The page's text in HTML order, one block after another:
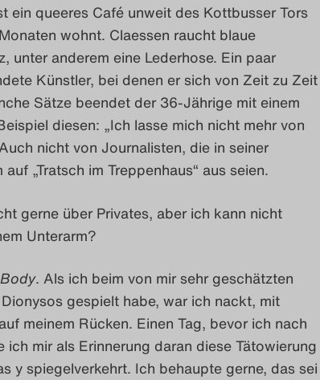
ein queeres Café unweit des Kottbusser Tors
wohnt. Claessen raucht blaue
unter anderem eine Lederhose. Ein paar
Künstler, bei denen er sich von Zeit zu Zeit
Sätze beendet der 36-Jährige mit einem
diesen: „Ich lasse mich nicht mehr von
nicht von Journalisten, die in seiner
„Tratsch im Treppenhaus“ aus seien.
gerne über Privates, aber ich kann nicht
Unterarm?
Body. Als ich beim von mir sehr geschätzten
gespielt habe, war ich nackt, mit
meinem Rücken. Einen Tag, bevor ich nach
mir als Erinnerung daran diese Tätowierung
y spiegelverkehrt. Ich behaupte gerne, das sei